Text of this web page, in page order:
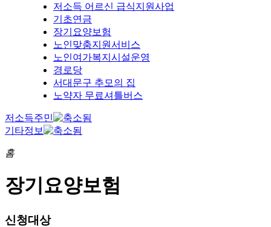
저소득 어르신 급식지원사업
기초연금
장기요양보험
노인맞춤지원서비스
노인여가복지시설운영
경로당
서대문구 추모의 집
노약자 무료셔틀버스
저소득주민
기타정보
홈
장기요양보험
신청대상